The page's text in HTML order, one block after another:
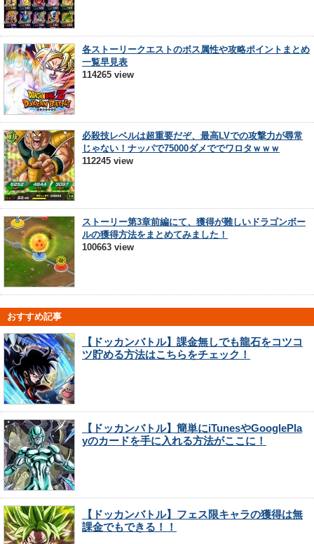
各ストーリークエストのボス属性や攻略ポイントまとめ
一覧早見表
114265 view
必殺技レベルは超重要だぞ、最高LVでの攻撃力が尋常
じゃない！ナッパで75000ダメででワロタｗｗｗ
112245 view
ストーリー第3章前編にて、獲得が難しいドラゴンボー
ルの獲得方法をまとめてみました！
100663 view
おすすめ記事
【ドッカンバトル】課金無しでも龍石をコツコ
ツ貯める方法はこちらをチェック！
【ドッカンバトル】簡単にiTunesやGooglePla
yのカードを手に入れる方法がここに！
【ドッカンバトル】フェス限キャラの獲得は無
課金でもできる！！